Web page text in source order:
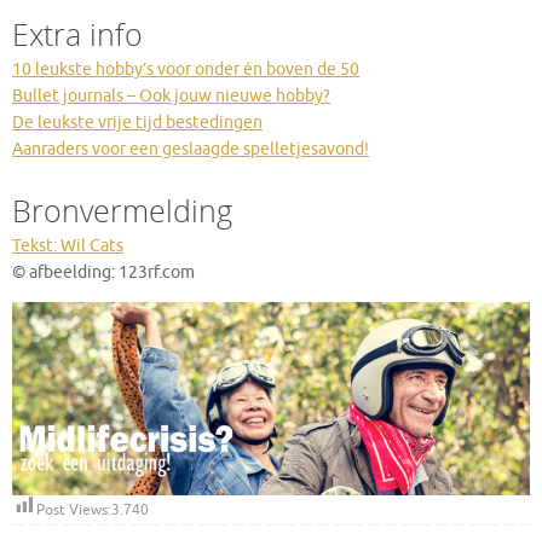
Extra info
10 leukste hobby’s voor onder én boven de 50
Bullet journals – Ook jouw nieuwe hobby?
De leukste vrije tijd bestedingen
Aanraders voor een geslaagde spelletjesavond!
Bronvermelding
Tekst: Wil Cats
© afbeelding: 123rf.com
Post Views:3.740